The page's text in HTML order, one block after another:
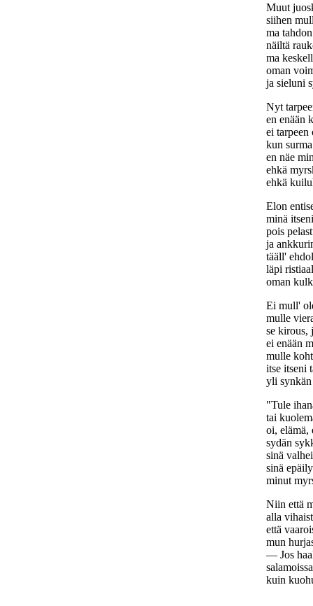
Muut
siihen
ma
näiltä
ma
oman
ja sieluni
Nyt
en enään
ei tarpeen
kun
en näe
ehkä
ehkä
Elon
minä
pois
ja
tääll'
läpi
oman
Ei mull'
mulle
se kirous,
ei enään
mulle
itse itseni
yli
"Tule
tai
oi, elämä,
sydän
sinä
sinä
minut
Niin että
alla
että
mun
— Jos
kuin